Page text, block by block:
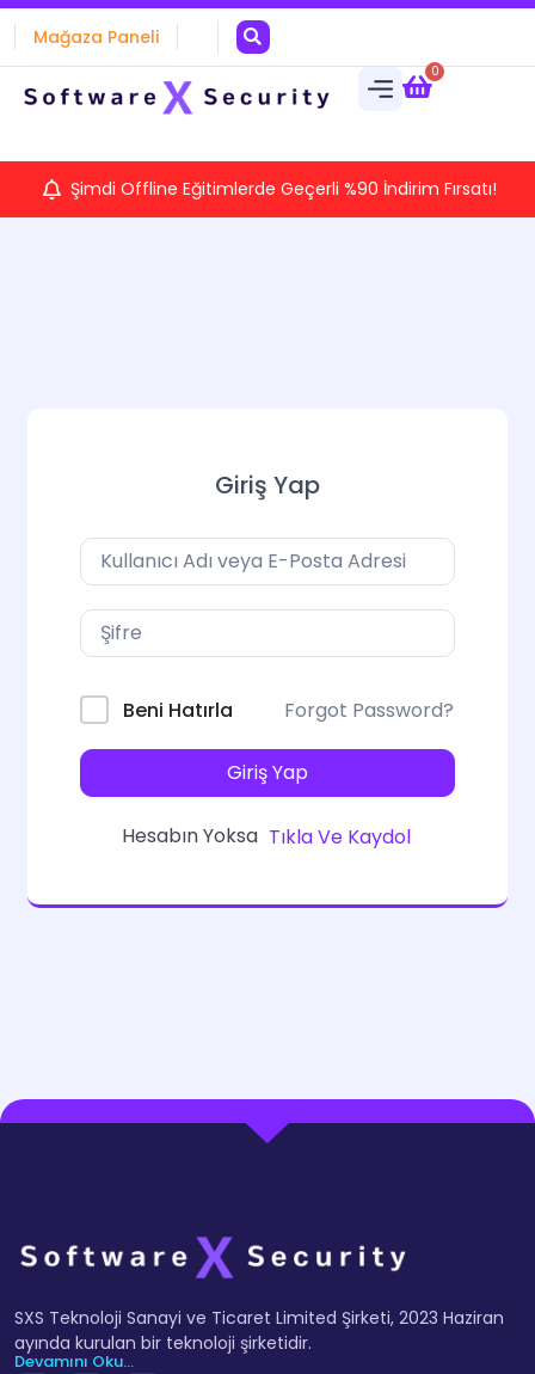
Mağaza Paneli
0
Şimdi Offline Eğitimlerde Geçerli %90 İndirim Fırsatı!
Giriş Yap
Beni Hatırla Forgot Password?
Giriş Yap
Hesabın Yoksa Tıkla Ve Kaydol
SXS Teknoloji Sanayi ve Ticaret Limited Şirketi, 2023 Haziran
ayında kurulan bir teknoloji şirketidir.
Devamını Oku...